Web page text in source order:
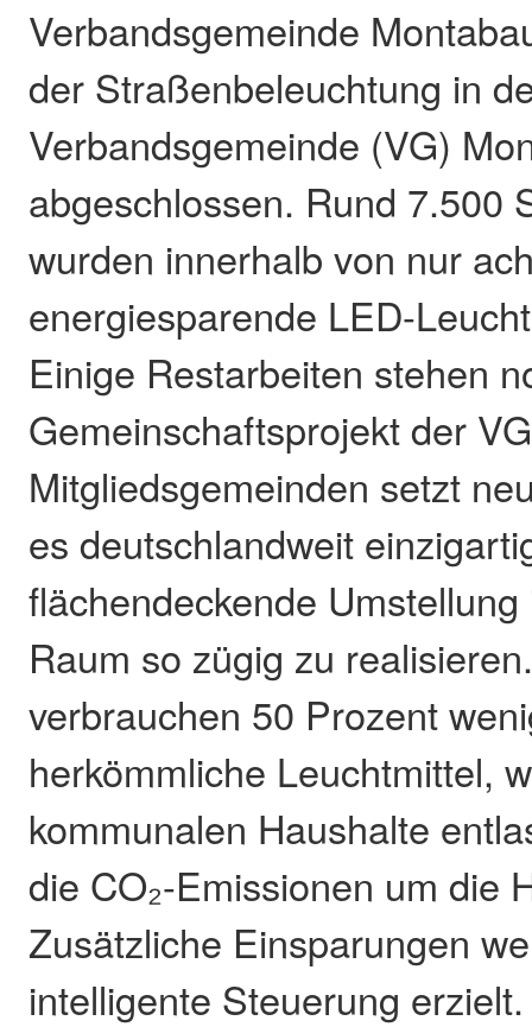
Verbandsgemeinde
der Straßenbeleuchtung in
Verbandsgemeinde (VG)
abgeschlossen. Rund 7.500
wurden innerhalb von nur
energiesparende LED-
Einige Restarbeiten stehen
Gemeinschaftsprojekt der
Mitgliedsgemeinden setzt
es deutschlandweit
flächendeckende
Raum so zügig zu
verbrauchen 50 Prozent
herkömmliche Leuchtmittel,
kommunalen Haushalte
die CO₂-Emissionen um die
Zusätzliche Einsparungen
intelligente Steuerung erzielt.